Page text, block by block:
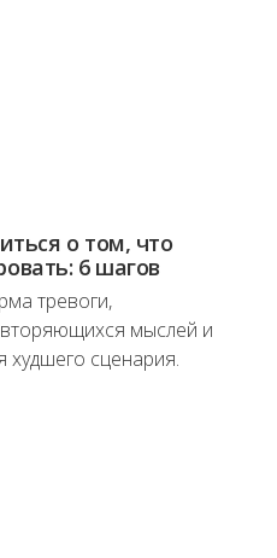
о том, что
6 шагов
тревоги,
мыслей и
худшего сценария.